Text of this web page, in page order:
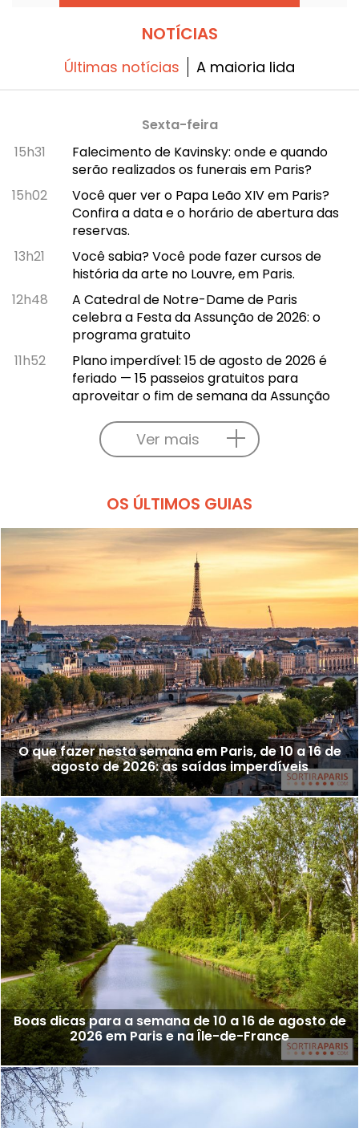
NOTÍCIAS
Últimas notícias A maioria lida
Sexta-feira
15h31
Falecimento de Kavinsky: onde e quando
serão realizados os funerais em Paris?
15h02
Você quer ver o Papa Leão XIV em Paris?
Confira a data e o horário de abertura das
reservas.
13h21
Você sabia? Você pode fazer cursos de
história da arte no Louvre, em Paris.
12h48
A Catedral de Notre-Dame de Paris
celebra a Festa da Assunção de 2026: o
programa gratuito
11h52
Plano imperdível: 15 de agosto de 2026 é
feriado — 15 passeios gratuitos para
aproveitar o fim de semana da Assunção
Ver mais
OS ÚLTIMOS GUIAS
O que fazer nesta semana em Paris, de 10 a 16 de
agosto de 2026: as saídas imperdíveis
Boas dicas para a semana de 10 a 16 de agosto de
2026 em Paris e na Île-de-France